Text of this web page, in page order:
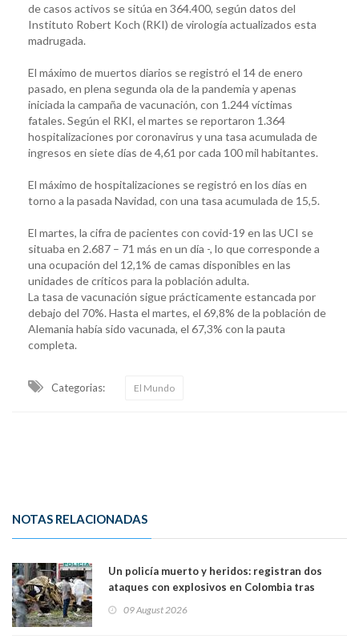
de casos activos se sitúa en 364.400, según datos del
Instituto Robert Koch (RKI) de virología actualizados esta
madrugada.
El máximo de muertos diarios se registró el 14 de enero
pasado, en plena segunda ola de la pandemia y apenas
iniciada la campaña de vacunación, con 1.244 víctimas
fatales. Según el RKI, el martes se reportaron 1.364
hospitalizaciones por coronavirus y una tasa acumulada de
ingresos en siete días de 4,61 por cada 100 mil habitantes.
El máximo de hospitalizaciones se registró en los días en
torno a la pasada Navidad, con una tasa acumulada de 15,5.
El martes, la cifra de pacientes con covid-19 en las UCI se
situaba en 2.687 – 71 más en un día -, lo que corresponde a
una ocupación del 12,1% de camas disponibles en las
unidades de críticos para la población adulta.
La tasa de vacunación sigue prácticamente estancada por
debajo del 70%. Hasta el martes, el 69,8% de la población de
Alemania había sido vacunada, el 67,3% con la pauta
completa.
Categorias: El Mundo
NOTAS RELACIONADAS
Un policía muerto y heridos: registran dos
ataques con explosivos en Colombia tras
09 August 2026